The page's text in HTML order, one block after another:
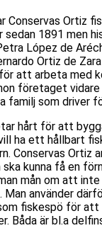
Conservas Ortiz
1891 men
López de
Ortiz de
att arbeta med
företaget
familj som driver
hårt för att
ha ett hållbart
Conservas Ortiz
kunna få en
mån om att
Man använder
fiskespö för att
Båda är bl.a